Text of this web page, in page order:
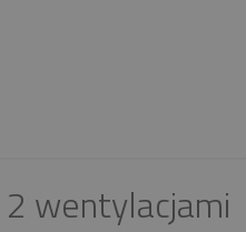
wentylacjami